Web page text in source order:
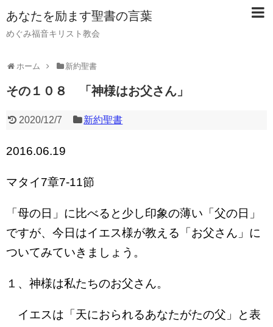
あなたを励ます聖書の言葉
めぐみ福音キリスト教会
ホーム 新約聖書
その１０８ 「神様はお父さん」
2020/12/7 新約聖書
2016.06.19
マタイ7章7-11節
「母の日」に比べると少し印象の薄い「父の日」
ですが、今日はイエス様が教える「お父さん」に
ついてみていきましょう。
１、神様は私たちのお父さん。
イエスは「天におられるあなたがたの父」と表